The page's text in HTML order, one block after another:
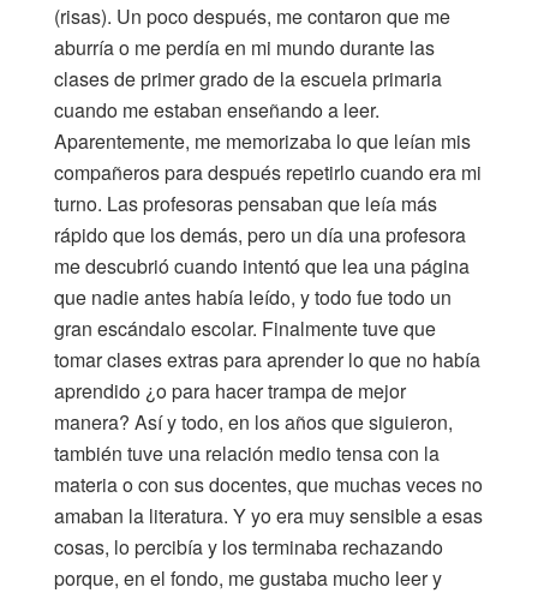
(risas). Un poco después, me contaron que me
aburría o me perdía en mi mundo durante las
clases de primer grado de la escuela primaria
cuando me estaban enseñando a leer.
Aparentemente, me memorizaba lo que leían mis
compañeros para después repetirlo cuando era mi
turno. Las profesoras pensaban que leía más
rápido que los demás, pero un día una profesora
me descubrió cuando intentó que lea una página
que nadie antes había leído, y todo fue todo un
gran escándalo escolar. Finalmente tuve que
tomar clases extras para aprender lo que no había
aprendido ¿o para hacer trampa de mejor
manera? Así y todo, en los años que siguieron,
también tuve una relación medio tensa con la
materia o con sus docentes, que muchas veces no
amaban la literatura. Y yo era muy sensible a esas
cosas, lo percibía y los terminaba rechazando
porque, en el fondo, me gustaba mucho leer y